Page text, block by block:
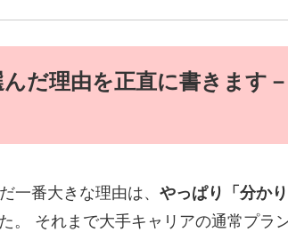
だ理由を正直に書きます
一番大きな理由は、 やっぱり「分か
。 それまで大手キャリアの通常プラ